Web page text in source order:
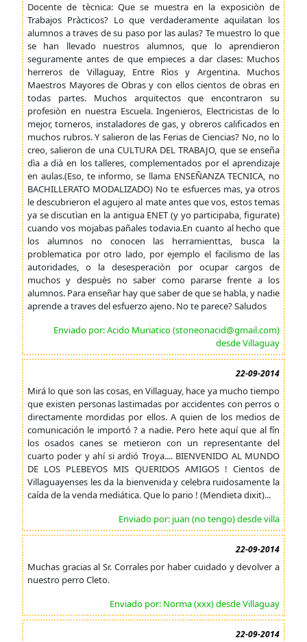
Docente de tècnica: Que se muestra en la exposiciòn de
Trabajos Pràcticos? Lo que verdaderamente aquilatan los
alumnos a traves de su paso por las aulas? Te muestro lo que
se han llevado nuestros alumnos, que lo aprendieron
seguramente antes de que empieces a dar clases: Muchos
herreros de Villaguay, Entre Rìos y Argentina. Muchos
Maestros Mayores de Obras y con ellos cientos de obras en
todas partes. Muchos arquitectos que encontraron su
profesiòn en nuestra Escuela. Ingenieros, Electricistas de lo
mejor, torneros, instaladores de gas, y obreros calificados en
muchos rubros. Y salieron de las Ferias de Ciencias? No, no lo
creo, salieron de una CULTURA DEL TRABAJO, que se enseña
dìa a dià en los talleres, complementados por el aprendizaje
en aulas.(Eso, te informo, se llama ENSEÑANZA TECNICA, no
BACHILLERATO MODALIZADO) No te esfuerces mas, ya otros
le descubrieron el agujero al mate antes que vos, estos temas
ya se discutìan en la antigua ENET (y yo participaba, figurate)
cuando vos mojabas pañales todavia.En cuanto al hecho que
los alumnos no conocen las herramienttas, busca la
problematica por otro lado, por ejemplo el facilismo de las
autoridades, o la desesperaciòn por ocupar cargos de
muchos y despuès no saber como pararse frente a los
alumnos. Para enseñar hay que saber de que se habla, y nadie
aprende a traves del esfuerzo ajeno. No te parece? Saludos
Enviado por: Acido Muriatico (stoneonacid@gmail.com)
desde Villaguay
22-09-2014
Mirá lo que son las cosas, en Villaguay, hace ya mucho tiempo
que existen personas lastimadas por accidentes con perros o
directamente mordidas por ellos. A quien de los medios de
comunicación le importó ? a nadie. Pero hete aquí que al fín
los osados canes se metieron con un representante del
cuarto poder y ahí si ardió Troya.... BIENVENIDO AL MUNDO
DE LOS PLEBEYOS MIS QUERIDOS AMIGOS ! Cientos de
Villaguayenses les da la bienvenida y celebra ruidosamente la
caída de la venda mediática. Que lo pario ! (Mendieta dixit)...
Enviado por: juan (no tengo) desde villa
22-09-2014
Muchas gracias al Sr. Corrales por haber cuidado y devolver a
nuestro perro Cleto.
Enviado por: Norma (xxx) desde Villaguay
22-09-2014